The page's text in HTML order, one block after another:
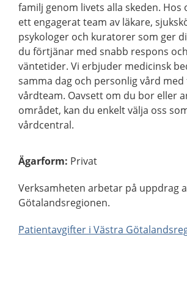
familj genom livets alla skeden. Hos
ett engagerat team av läkare,
psykologer och kuratorer som ger
du förtjänar med snabb respons
väntetider. Vi erbjuder medicinsk
samma dag och personlig vård med
vårdteam. Oavsett om du bor eller
området, kan du enkelt välja oss
vårdcentral.
Ägarform: Privat
Verksamheten arbetar på uppdrag
Götalandsregionen.
Patientavgifter i Västra